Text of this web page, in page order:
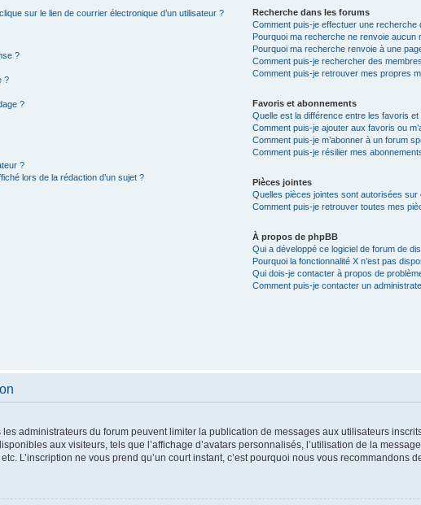
sur le lien de courrier électronique d’un utilisateur ?
?
?
?
?
lors de la rédaction d’un sujet ?
Recherche dans les forums
Comment puis-je effectuer une recherche
Pourquoi ma recherche ne renvoie aucun
Pourquoi ma recherche renvoie à une
Comment puis-je rechercher des
Comment puis-je retrouver mes propres
Favoris et abonnements
Quelle est la différence entre les favoris
Comment puis-je ajouter aux favoris ou
Comment puis-je m’abonner à un forum
Comment puis-je résilier mes
Pièces jointes
Quelles pièces jointes sont autorisées sur
Comment puis-je retrouver toutes mes
À propos de phpBB
Qui a développé ce logiciel de forum de
Pourquoi la fonctionnalité X n’est pas
Qui dois-je contacter à propos de
Comment puis-je contacter un
les administrateurs du forum peuvent limiter la publication de messages aux utilisateurs
aux visiteurs, tels que l’affichage d’avatars personnalisés, l’utilisation de la
L’inscription ne vous prend qu’un court instant, c’est pourquoi nous vous recommandons